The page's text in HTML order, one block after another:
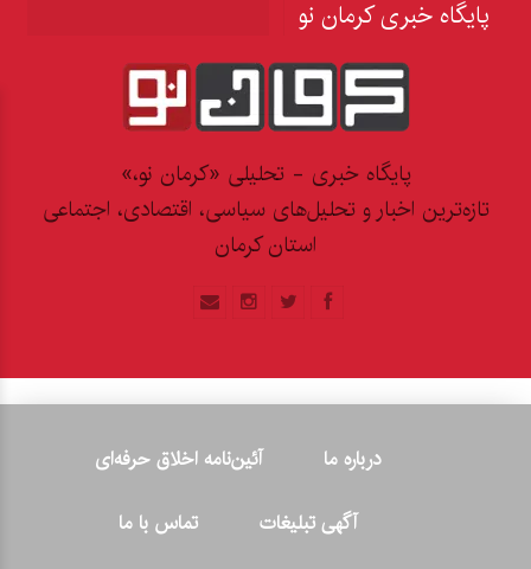
پایگاه خبری کرمان نو
پایگاه خبری - تحلیلی «کرمان نو،»
تازه‌ترین اخبار و تحلیل‌های سیاسی، اقتصادی، اجتماعی
استان کرمان
درباره ما
آئین‌نامه اخلاق حرفه‌ای
آگهی تبلیغات
تماس با ما